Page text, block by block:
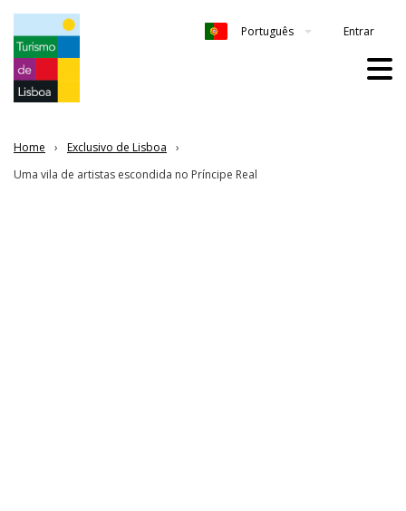
Português Entrar
Home
Exclusivo de Lisboa
Uma vila de artistas escondida no Príncipe Real